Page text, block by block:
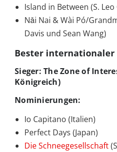
Island in Between (S.
Nǎi Nai & Wài Pó/
Davis und Sean Wang)
Bester internationaler
Sieger: The Zone of
Königreich)
Nominierungen:
Io Capitano (Italien)
Perfect Days (Japan)
Die Schneegesellschaft